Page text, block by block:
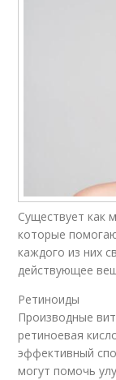
Существует как
которые
каждого из них
действующее
Ретиноиды
Производные
ретиноевая
эффективный
могут помочь